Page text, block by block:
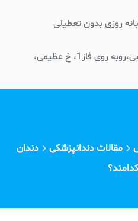
شهرک اکباتان، بلوار نفیسی،روبه روی فاز1، خ عظیمی،
مقالات دندانپزشکی
دندان